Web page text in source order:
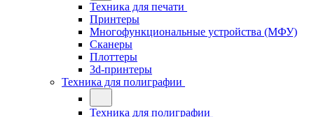
Техника для печати
Принтеры
Многофункциональные устройства (МФУ)
Сканеры
Плоттеры
3d-принтеры
Техника для полиграфии
Техника для полиграфии